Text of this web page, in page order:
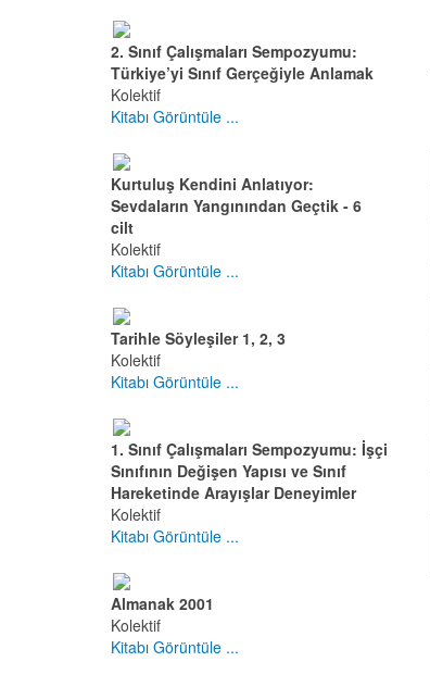
2. Sınıf Çalışmaları Sempozyumu:
Türkiye’yi Sınıf Gerçeğiyle Anlamak
Kolektif
Kitabı Görüntüle ...
Kurtuluş Kendini Anlatıyor:
Sevdaların Yangınından Geçtik - 6
cilt
Kolektif
Kitabı Görüntüle ...
Tarihle Söyleşiler 1, 2, 3
Kolektif
Kitabı Görüntüle ...
1. Sınıf Çalışmaları Sempozyumu: İşçi
Sınıfının Değişen Yapısı ve Sınıf
Hareketinde Arayışlar Deneyimler
Kolektif
Kitabı Görüntüle ...
Almanak 2001
Kolektif
Kitabı Görüntüle ...